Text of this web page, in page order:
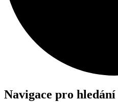
Navigace pro